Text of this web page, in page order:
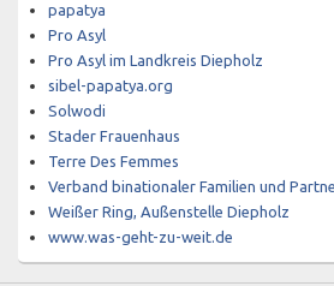
papatya
Pro Asyl
Pro Asyl im Landkreis Diepholz
sibel-papatya.org
Solwodi
Stader Frauenhaus
Terre Des Femmes
Verband binationaler Familien und
Weißer Ring, Außenstelle Diepholz
www.was-geht-zu-weit.de